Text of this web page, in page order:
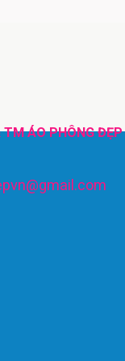
TM ÁO PHÔNG ĐẸP